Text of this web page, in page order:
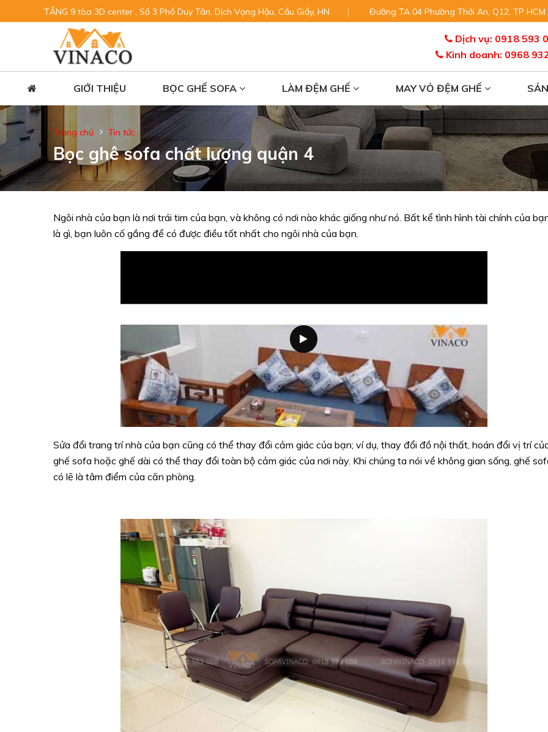
TẦNG 9 tòa 3D center , Số 3 Phố Duy Tân, Dịch Vọng Hậu, Cầu Giấy, HN Đường TA 04 Phường Thới An, Q12, TP HCM
Dịch vụ: 0918 593
Kinh doanh: 0968
GIỚI THIỆU BỌC GHẾ SOFA LÀM ĐỆM GHẾ MAY VỎ ĐỆM GHẾ
Trang chủ Tin tức
Bọc ghê sofa chất lượng quận 4
Ngôi nhà của bạn là nơi trái tim của bạn, và không có nơi nào khác giống như nó. Bất kể tình hình tài chính của
là gì, bạn luôn cố gắng để có được điều tốt nhất cho ngôi nhà của bạn.
Sửa đổi trang trí nhà của bạn cũng có thể thay đổi cảm giác của bạn; ví dụ, thay đổi đồ nội thất, hoán đổi vị trí
ghế sofa hoặc ghế dài có thể thay đổi toàn bộ cảm giác của nơi này. Khi chúng ta nói về không gian sống, ghế
có lẽ là tâm điểm của căn phòng.